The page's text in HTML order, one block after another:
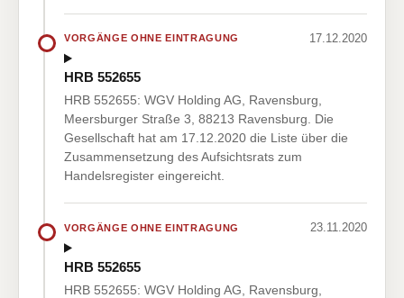
VORGÄNGE OHNE EINTRAGUNG 17.12.2020
HRB 552655
HRB 552655: WGV Holding AG, Ravensburg,
Meersburger Straße 3, 88213 Ravensburg. Die
Gesellschaft hat am 17.12.2020 die Liste über die
Zusammensetzung des Aufsichtsrats zum
Handelsregister eingereicht.
VORGÄNGE OHNE EINTRAGUNG 23.11.2020
HRB 552655
HRB 552655: WGV Holding AG, Ravensburg,